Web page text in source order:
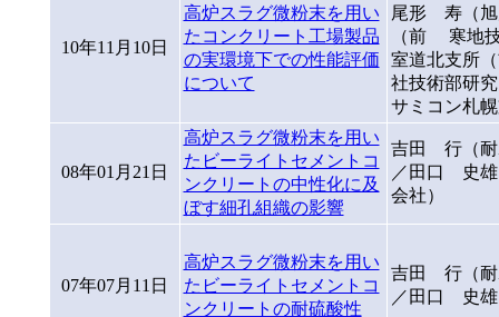
10年11月10日
高炉スラグ微粉末を用い
たコンクリート工場製品
の実環境下での性能評価
について
尾形 寿（旭
（前 寒地
室道北支所
社技術部研
サミコン札
08年01月21日
高炉スラグ微粉末を用い
たビーライトセメントコ
ンクリートの中性化に及
ぼす細孔組織の影響
吉田 行（耐
／田口 史雄
会社）
07年07月11日
高炉スラグ微粉末を用い
たビーライトセメントコ
ンクリートの耐硫酸性
吉田 行（耐
／田口 史雄